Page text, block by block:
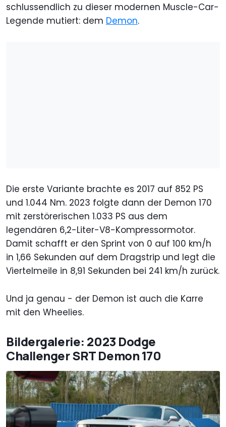
schlussendlich zu dieser modernen Muscle-Car-
Legende mutiert: dem Demon.
Die erste Variante brachte es 2017 auf 852 PS
und 1.044 Nm. 2023 folgte dann der Demon 170
mit zerstörerischen 1.033 PS aus dem
legendären 6,2-Liter-V8-Kompressormotor.
Damit schafft er den Sprint von 0 auf 100 km/h
in 1,66 Sekunden auf dem Dragstrip und legt die
Viertelmeile in 8,91 Sekunden bei 241 km/h zurück.
Und ja genau - der Demon ist auch die Karre
mit den Wheelies.
Bildergalerie: 2023 Dodge
Challenger SRT Demon 170